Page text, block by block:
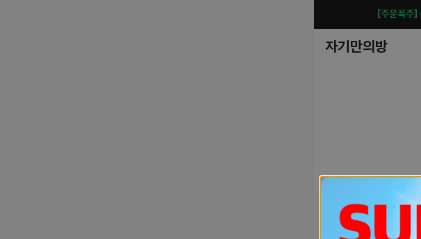
[주문폭주]
자기만의방